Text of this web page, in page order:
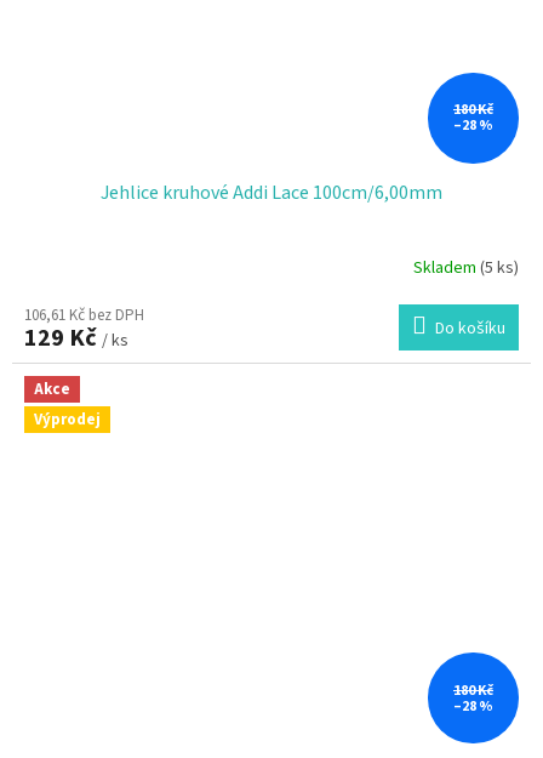
180 Kč
–28 %
Jehlice kruhové Addi Lace 100cm/6,00mm
Skladem (5 ks)
106,61 Kč bez DPH
129 Kč / ks Do košíku
Akce
Výprodej
180 Kč
–28 %